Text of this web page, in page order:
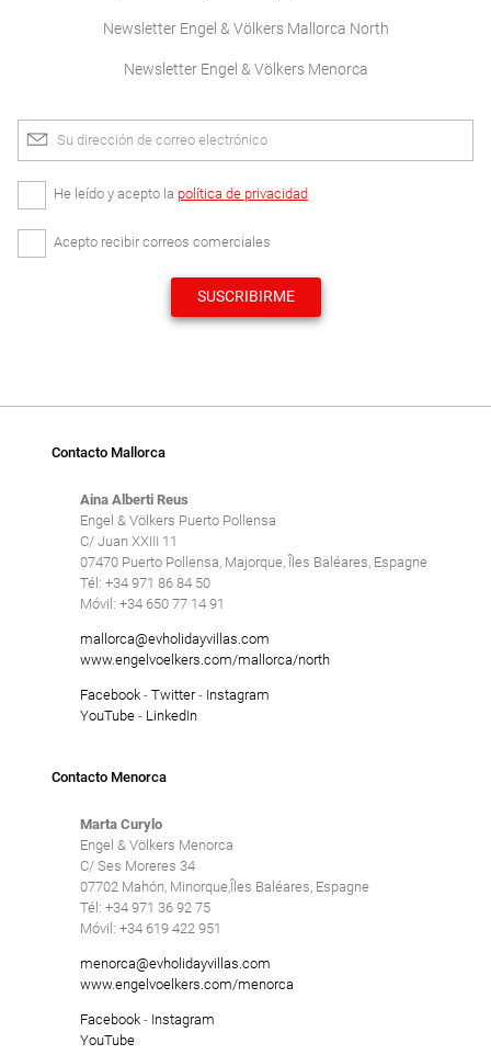
Newsletter Engel & Völkers Mallorca North
Newsletter Engel & Völkers Menorca
Su dirección de correo electrónico
He leído y acepto la política de privacidad
Acepto recibir correos comerciales
SUSCRIBIRME
Contacto Mallorca
Aina Alberti Reus
Engel & Völkers Puerto Pollensa
C/ Juan XXIII 11
07470 Puerto Pollensa, Majorque, Îles Baléares, Espagne
Tél: +34 971 86 84 50
Móvil: +34 650 77 14 91
mallorca@evholidayvillas.com
www.engelvoelkers.com/mallorca/north
Facebook- Twitter- Instagram
YouTube- LinkedIn
Contacto Menorca
Marta Curylo
Engel & Völkers Menorca
C/ Ses Moreres 34
07702 Mahón, Minorque,Îles Baléares, Espagne
Tél: +34 971 36 92 75
Móvil: +34 619 422 951
menorca@evholidayvillas.com
www.engelvoelkers.com/menorca
Facebook- Instagram
YouTube